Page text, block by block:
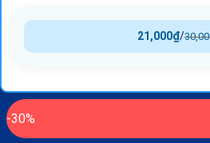
/
21,000₫
-30%